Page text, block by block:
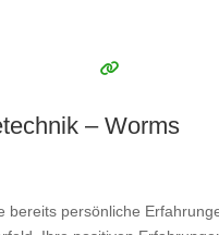
– Worms
persönliche